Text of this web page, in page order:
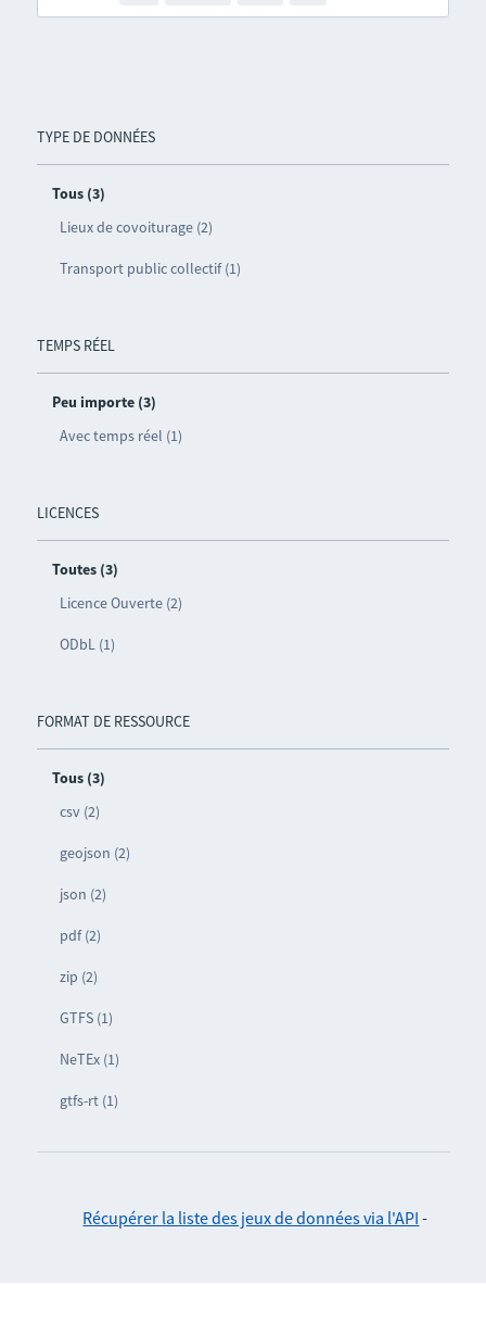
TYPE DE DONNÉES
Tous (3)
Lieux de covoiturage (2)
Transport public collectif (1)
TEMPS RÉEL
Peu importe (3)
Avec temps réel (1)
LICENCES
Toutes (3)
Licence Ouverte (2)
ODbL (1)
FORMAT DE RESSOURCE
Tous (3)
csv (2)
geojson (2)
json (2)
pdf (2)
zip (2)
GTFS (1)
NeTEx (1)
gtfs-rt (1)
Récupérer la liste des jeux de données via l'API -